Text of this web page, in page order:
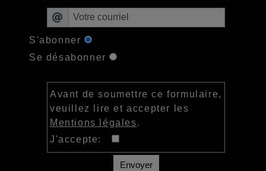
S'abonner
Se désabonner
Avant de soumettre ce formulaire,
veuillez lire et accepter les
Mentions légales.
J'accepte:
Envoyer